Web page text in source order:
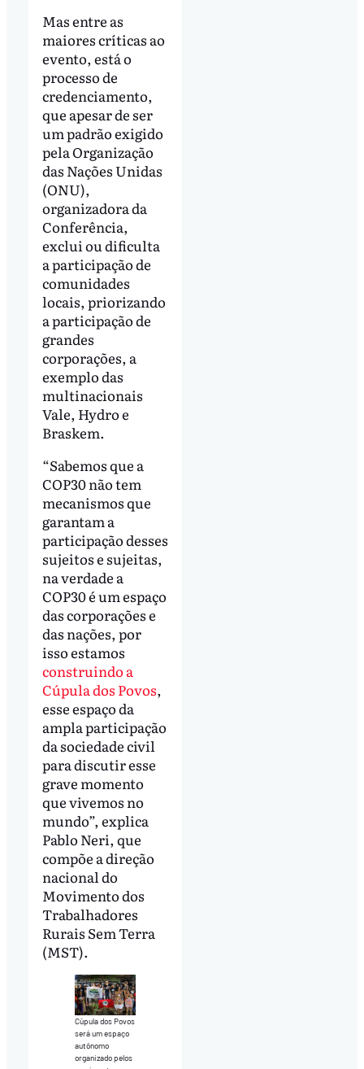
Mas entre as
maiores críticas ao
evento, está o
processo de
credenciamento,
que apesar de ser
um padrão exigido
pela Organização
das Nações Unidas
(ONU),
organizadora da
Conferência,
exclui ou dificulta
a participação de
comunidades
locais, priorizando
a participação de
grandes
corporações, a
exemplo das
multinacionais
Vale, Hydro e
Braskem.
“Sabemos que a
COP30 não tem
mecanismos que
garantam a
participação desses
sujeitos e sujeitas,
na verdade a
COP30 é um espaço
das corporações e
das nações, por
isso estamos
construindo a
Cúpula dos Povos,
esse espaço da
ampla participação
da sociedade civil
para discutir esse
grave momento
que vivemos no
mundo”, explica
Pablo Neri, que
compõe a direção
nacional do
Movimento dos
Trabalhadores
Rurais Sem Terra
(MST).
Cúpula dos Povos
será um espaço
autônomo
organizado pelos